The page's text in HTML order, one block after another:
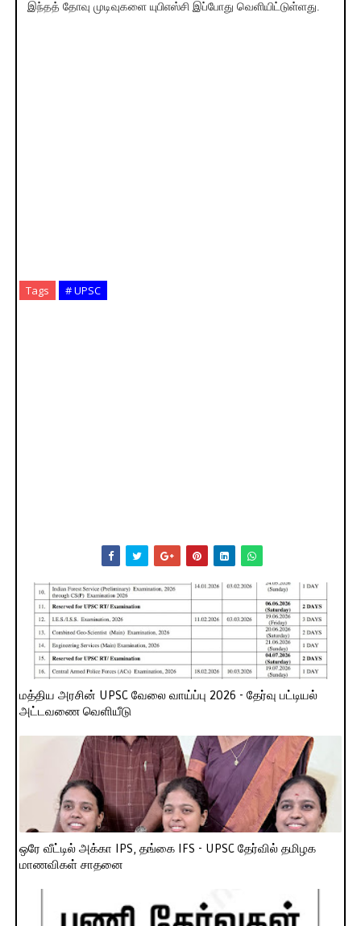
இந்தத் தோவு முடிவுகளை யுபிஎஸ்சி இப்போது வெளியிட்டுள்ளது.
Tags # UPSC
மத்திய அரசின் UPSC வேலை வாய்ப்பு 2026 - தேர்வு பட்டியல்
அட்டவணை வெளியீடு
ஒரே வீட்டில் அக்கா IPS, தங்கை IFS - UPSC தேர்வில் தமிழக
மாணவிகள் சாதனை